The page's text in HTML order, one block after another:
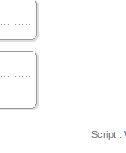
Script :